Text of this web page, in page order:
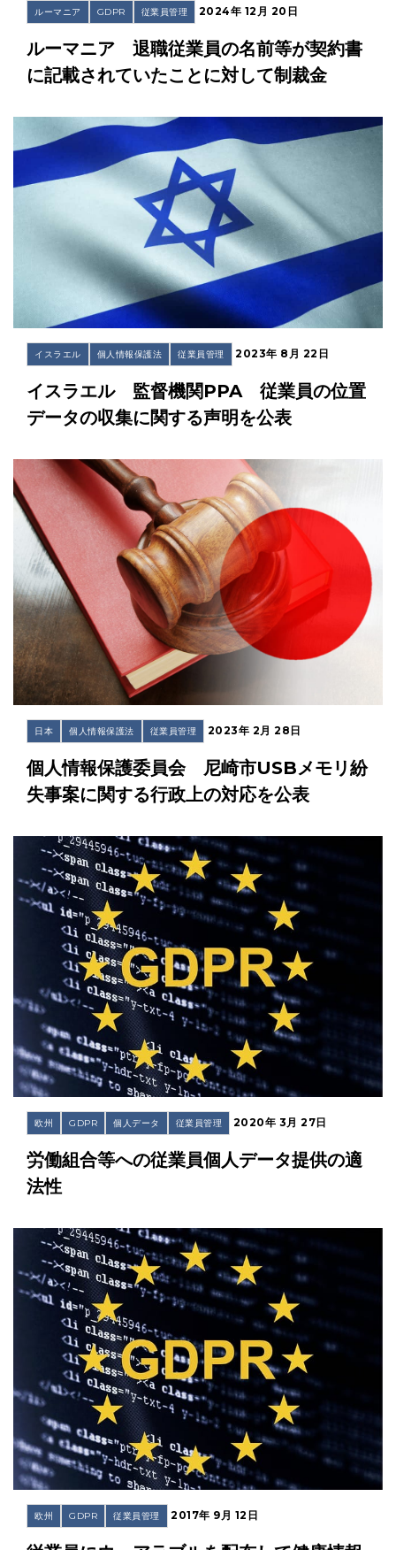
ルーマニア GDPR 従業員管理 2024年 12月 20日
ルーマニア 退職従業員の名前等が契約書
に記載されていたことに対して制裁金
イスラエル 個人情報保護法 従業員管理 2023年 8月 22日
イスラエル 監督機関PPA 従業員の位置
データの収集に関する声明を公表
日本 個人情報保護法 従業員管理 2023年 2月 28日
個人情報保護委員会 尼崎市USBメモリ紛
失事案に関する行政上の対応を公表
欧州 GDPR 個人データ 従業員管理 2020年 3月 27日
労働組合等への従業員個人データ提供の適
法性
欧州 GDPR 従業員管理 2017年 9月 12日